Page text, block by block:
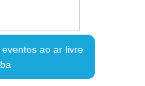
ao ar livre